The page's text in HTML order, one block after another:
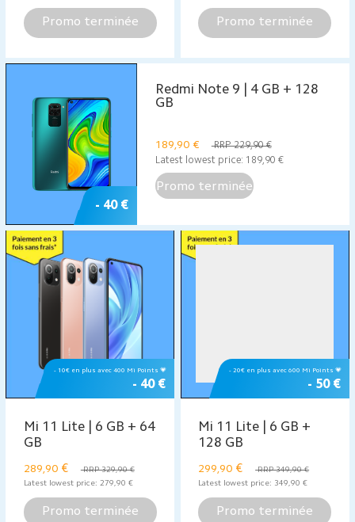
Promo terminée Promo terminée
- 40 €
Redmi Note 9 | 4 GB + 128
GB
189,90 €
RRP 229,90 €
Latest lowest price: 189,90 €
Promo terminée
- 10€ en plus avec 400 Mi Points 💗
- 40 €
Mi 11 Lite | 6 GB + 64
GB
289,90 €
RRP 329,90 €
Latest lowest price: 279,90 €
Promo terminée
- 20€ en plus avec 600 Mi Points 💗
- 50 €
Mi 11 Lite | 6 GB +
128 GB
299,90 €
RRP 349,90 €
Latest lowest price: 349,90 €
Promo terminée